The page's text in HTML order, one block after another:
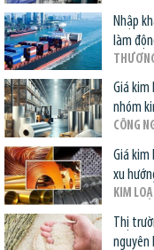
Nhập
làm
Giá kim
nhóm
CÔNG
Giá kim
xu
KIM
Thị
nguyên